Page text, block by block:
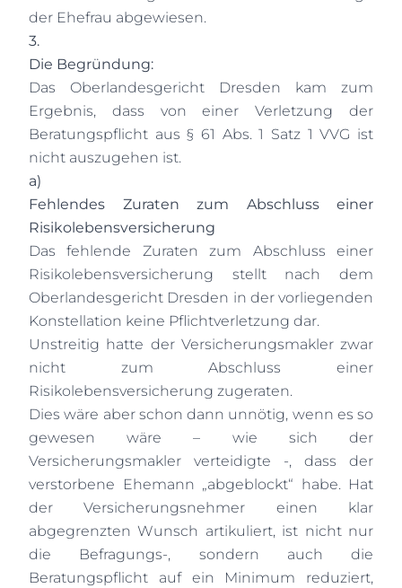
der Ehefrau abgewiesen.
3.
Die Begründung:
Das Oberlandesgericht Dresden kam zum
Ergebnis, dass von einer Verletzung der
Beratungspflicht aus § 61 Abs. 1 Satz 1 VVG ist
nicht auszugehen ist.
a)
Fehlendes Zuraten zum Abschluss einer
Risikolebensversicherung
Das fehlende Zuraten zum Abschluss einer
Risikolebensversicherung stellt nach dem
Oberlandesgericht Dresden in der vorliegenden
Konstellation keine Pflichtverletzung dar.
Unstreitig hatte der Versicherungsmakler zwar
nicht zum Abschluss einer
Risikolebensversicherung zugeraten.
Dies wäre aber schon dann unnötig, wenn es so
gewesen wäre – wie sich der
Versicherungsmakler verteidigte -, dass der
verstorbene Ehemann „abgeblockt“ habe. Hat
der Versicherungsnehmer einen klar
abgegrenzten Wunsch artikuliert, ist nicht nur
die Befragungs-, sondern auch die
Beratungspflicht auf ein Minimum reduziert,